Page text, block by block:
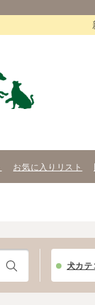
お気に入りリスト
犬カテ